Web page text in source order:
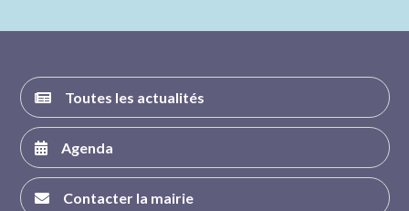
Toutes les actualités
Agenda
Contacter la mairie